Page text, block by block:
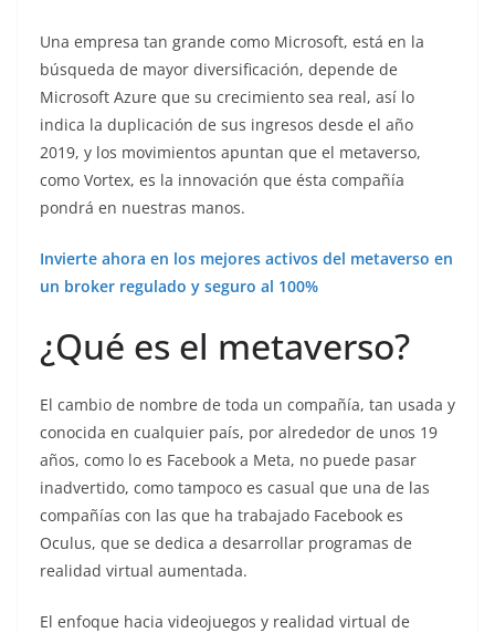
Una empresa tan grande como Microsoft, está en la
búsqueda de mayor diversificación, depende de
Microsoft Azure que su crecimiento sea real, así lo
indica la duplicación de sus ingresos desde el año
2019, y los movimientos apuntan que el metaverso,
como Vortex, es la innovación que ésta compañía
pondrá en nuestras manos.
Invierte ahora en los mejores activos del metaverso en
un broker regulado y seguro al 100%
¿Qué es el metaverso?
El cambio de nombre de toda un compañía, tan usada y
conocida en cualquier país, por alrededor de unos 19
años, como lo es Facebook a Meta, no puede pasar
inadvertido, como tampoco es casual que una de las
compañías con las que ha trabajado Facebook es
Oculus, que se dedica a desarrollar programas de
realidad virtual aumentada.
El enfoque hacia videojuegos y realidad virtual de